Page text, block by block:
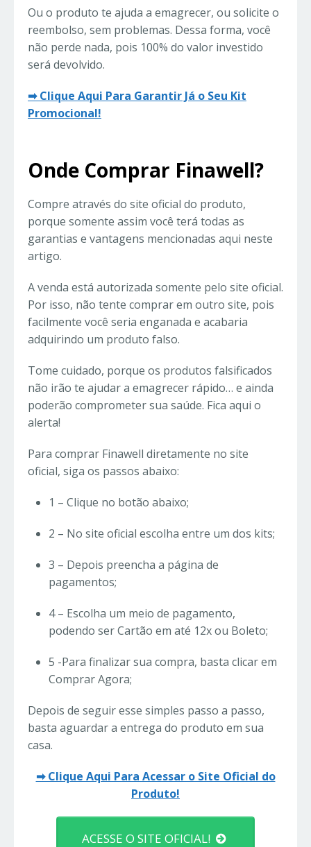
Ou o produto te ajuda a emagrecer, ou solicite o
reembolso, sem problemas. Dessa forma, você
não perde nada, pois 100% do valor investido
será devolvido.
➡ Clique Aqui Para Garantir Já o Seu Kit
Promocional!
Onde Comprar Finawell?
Compre através do site oficial do produto,
porque somente assim você terá todas as
garantias e vantagens mencionadas aqui neste
artigo.
A venda está autorizada somente pelo site oficial.
Por isso, não tente comprar em outro site, pois
facilmente você seria enganada e acabaria
adquirindo um produto falso.
Tome cuidado, porque os produtos falsificados
não irão te ajudar a emagrecer rápido… e ainda
poderão comprometer sua saúde. Fica aqui o
alerta!
Para comprar Finawell diretamente no site
oficial, siga os passos abaixo:
1 – Clique no botão abaixo;
2 – No site oficial escolha entre um dos kits;
3 – Depois preencha a página de
pagamentos;
4 – Escolha um meio de pagamento,
podendo ser Cartão em até 12x ou Boleto;
5 -Para finalizar sua compra, basta clicar em
Comprar Agora;
Depois de seguir esse simples passo a passo,
basta aguardar a entrega do produto em sua
casa.
➡ Clique Aqui Para Acessar o Site Oficial do
Produto!
ACESSE O SITE OFICIAL!